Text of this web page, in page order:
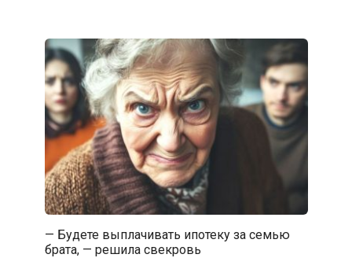
— Будете выплачивать ипотеку за семью
брата, — решила свекровь